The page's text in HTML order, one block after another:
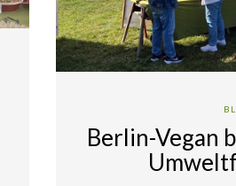
Berlin-Vegan